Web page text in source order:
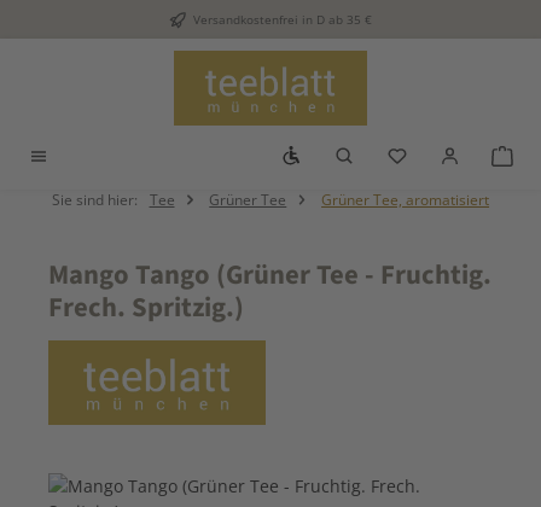
Zum Hauptinhalt springenVersandkostenfrei in D ab 35 €
Werkzeugleiste anzeigen
Du hast 0
Sie sind hier: Tee Grüner Tee Grüner Tee, aromatisiert
Mango Tango (Grüner Tee - Fruchtig.
Frech. Spritzig.)
Bildergalerie überspringen